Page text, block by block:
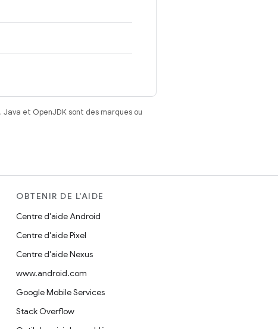
. Java et OpenJDK sont des marques ou
OBTENIR DE L'AIDE
Centre d'aide Android
Centre d'aide Pixel
Centre d'aide Nexus
www.android.com
Google Mobile Services
Stack Overflow